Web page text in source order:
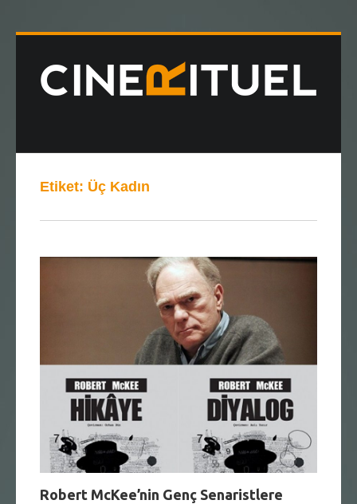
Etiket: Üç Kadın
Robert McKee’nin Genç Senaristlere